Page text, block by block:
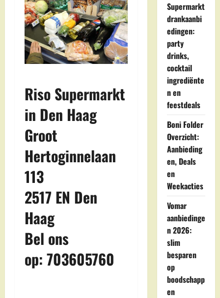
Riso Supermarkt
in Den Haag
Groot
Hertoginnelaan
113
2517 EN Den
Haag
Bel ons
op: 703605760
Supermarkt
drankaanbi
edingen:
party
drinks,
cocktail
ingrediënte
n en
feestdeals
Boni Folder
Overzicht:
Aanbieding
en, Deals
en
Weekacties
Vomar
aanbiedinge
n 2026:
slim
besparen
op
boodschapp
en